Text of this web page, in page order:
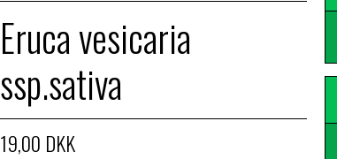
Eruca vesicaria
ssp.sativa
19,00 DKK